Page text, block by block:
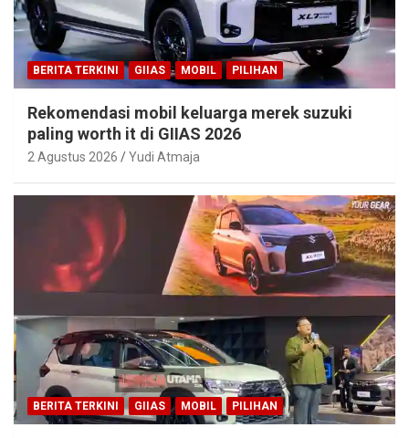
BERITA TERKINI GIIAS MOBIL PILIHAN
Rekomendasi mobil keluarga merek suzuki
paling worth it di GIIAS 2026
2 Agustus 2026 Yudi Atmaja
BERITA TERKINI GIIAS MOBIL PILIHAN